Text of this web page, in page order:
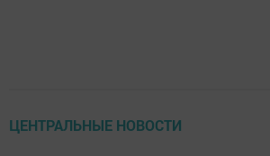
ЦЕНТРАЛЬНЫЕ НОВОСТИ